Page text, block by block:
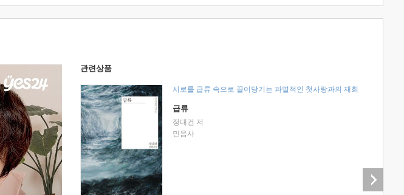
관련상품
서로를 급류 속으로 끌어당기는 파멸적인 첫사랑과의 재회
급류
정대건 저
민음사